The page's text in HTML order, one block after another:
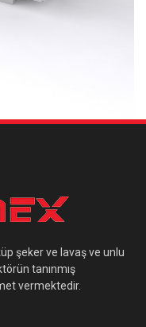
şeker ve lavaş ve unlu
tanınmış
vermektedir.